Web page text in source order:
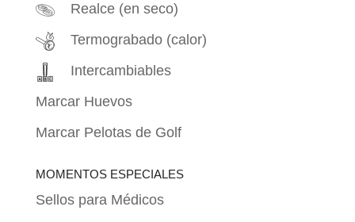
Realce (en seco)
Termograbado (calor)
Intercambiables
Marcar Huevos
Marcar Pelotas de Golf
MOMENTOS ESPECIALES
Sellos para Médicos